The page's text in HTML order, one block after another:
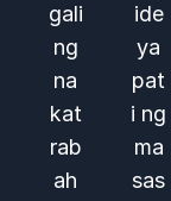
gali
ng
na
kat
rab
ah
ide
ya
pat
i ng
ma
sas